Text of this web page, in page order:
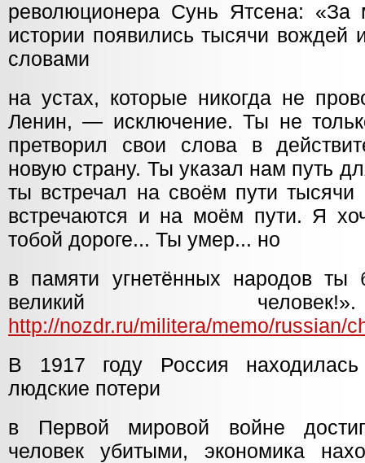
революционера Сунь Ятсена: «За
истории появились тысячи вождей
словами
на устах, которые никогда не
Ленин, — исключение. Ты не
претворил свои слова в
новую страну. Ты указал нам путь
ты встречал на своём пути тысячи
встречаются и на моём пути. Я
тобой дороге... Ты умер... но
в памяти угнетённых народов ты
великий
http://nozdr.ru/militera/memo/russian/
В 1917 году Россия
людские потери
в Первой мировой войне
человек убитыми, экономика